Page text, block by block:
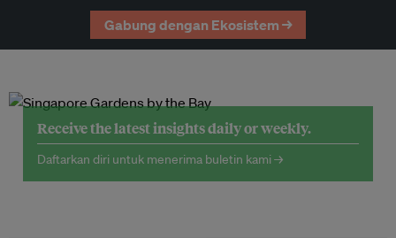
Gabung dengan Ekosistem →
Receive the latest insights daily or weekly.
Daftarkan diri untuk menerima buletin kami →